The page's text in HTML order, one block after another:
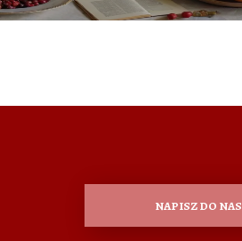
NAPISZ DO NAS